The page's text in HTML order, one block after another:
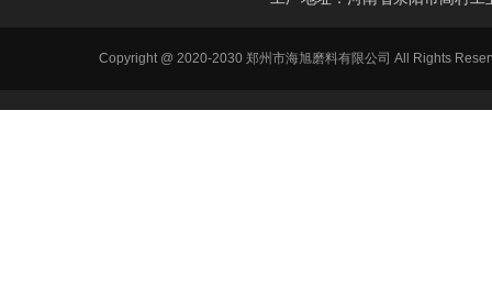
Copyright @ 2020-2030 郑州市海旭磨料有限公司 All Rights